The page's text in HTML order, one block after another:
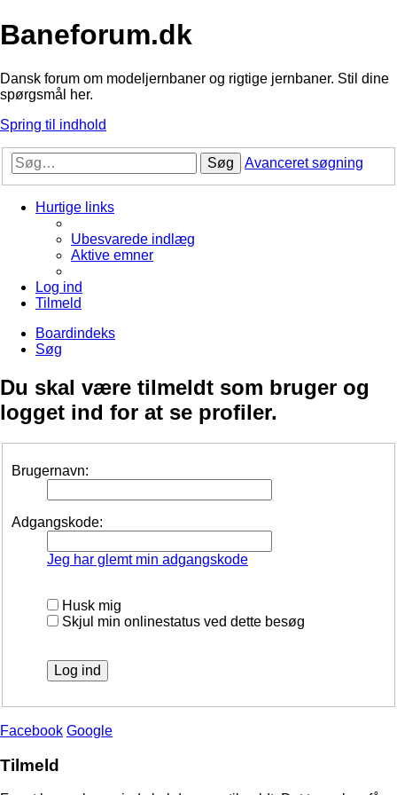
Baneforum.dk
Dansk forum om modeljernbaner og rigtige jernbaner. Stil dine
spørgsmål her.
Spring til indhold
Søg Avanceret søgning
Hurtige links
Ubesvarede indlæg
Aktive emner
Log ind
Tilmeld
Boardindeks
Søg
Du skal være tilmeldt som bruger og
logget ind for at se profiler.
Brugernavn:
Adgangskode:
Jeg har glemt min adgangskode
Husk mig
Skjul min onlinestatus ved dette besøg
Facebook Google
Tilmeld